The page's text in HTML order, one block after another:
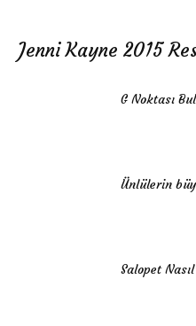
Jenni Kayne 2015
G Noktası
Ünlülerin
Salopet